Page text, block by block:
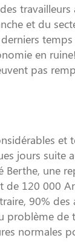
et du
en
pas
jours suite
une
120 000
90%
problème
normales